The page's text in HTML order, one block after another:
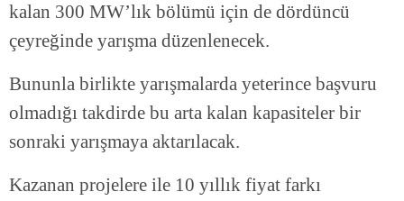
kalan 300 MW’lık bölümü için de dördüncü
çeyreğinde yarışma düzenlenecek.
Bununla birlikte yarışmalarda yeterince başvuru
olmadığı takdirde bu arta kalan kapasiteler bir
sonraki yarışmaya aktarılacak.
Kazanan projelere ile 10 yıllık fiyat farkı